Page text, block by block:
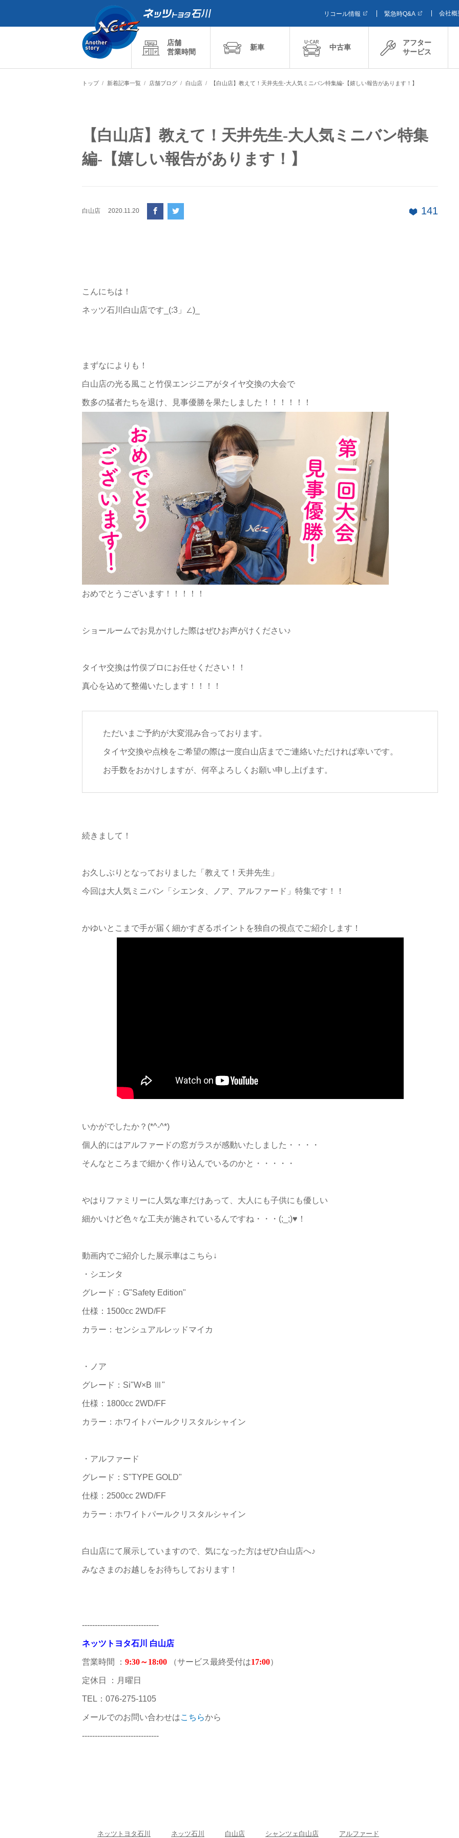
リコール情報 緊急時Q&A 会社概
店舗
営業時間
新車 中古車
アフター
サービス
トップ 新着記事一覧 店舗ブログ 白山店 【白山店】教えて！天井先生-大人気ミニバン特集編-【嬉しい報告があります！】
【白山店】教えて！天井先生-大人気ミニバン特集
編-【嬉しい報告があります！】
白山店 2020.11.20 141
こんにちは！
ネッツ石川白山店です_(:3」∠)_
まずなによりも！
白山店の光る風こと竹俣エンジニアがタイヤ交換の大会で
数多の猛者たちを退け、見事優勝を果たしました！！！！！！
おめでとうございます！！！！！
ショールームでお見かけした際はぜひお声がけください♪
タイヤ交換は竹俣プロにお任せください！！
真心を込めて整備いたします！！！！
ただいまご予約が大変混み合っております。
タイヤ交換や点検をご希望の際は一度白山店までご連絡いただければ幸いです。
お手数をおかけしますが、何卒よろしくお願い申し上げます。
続きまして！
お久しぶりとなっておりました「教えて！天井先生」
今回は大人気ミニバン「シエンタ、ノア、アルファード」特集です！！
かゆいとこまで手が届く細かすぎるポイントを独自の視点でご紹介します！
いかがでしたか？(*^-^*)
個人的にはアルファードの窓ガラスが感動いたしました・・・・
そんなところまで細かく作り込んでいるのかと・・・・・
やはりファミリーに人気な車だけあって、大人にも子供にも優しい
細かいけど色々な工夫が施されているんですね・・・(;_;)♥！
動画内でご紹介した展示車はこちら↓
・シエンタ
グレード：G"Safety Edition"
仕様：1500cc 2WD/FF
カラー：センシュアルレッドマイカ
・ノア
グレード：Si"W×B Ⅲ"
仕様：1800cc 2WD/FF
カラー：ホワイトパールクリスタルシャイン
・アルファード
グレード：S"TYPE GOLD"
仕様：2500cc 2WD/FF
カラー：ホワイトパールクリスタルシャイン
白山店にて展示していますので、気になった方はぜひ白山店へ♪
みなさまのお越しをお待ちしております！
------------------------------
ネッツトヨタ石川 白山店
営業時間 ： 9:30～18:00 （サービス最終受付は17:00）
定休日 ：月曜日
TEL：076-275-1105
メールでのお問い合わせはこちらから
------------------------------
ネッツトヨタ石川 ネッツ石川 白山店 シャンツェ白山店 アルファード